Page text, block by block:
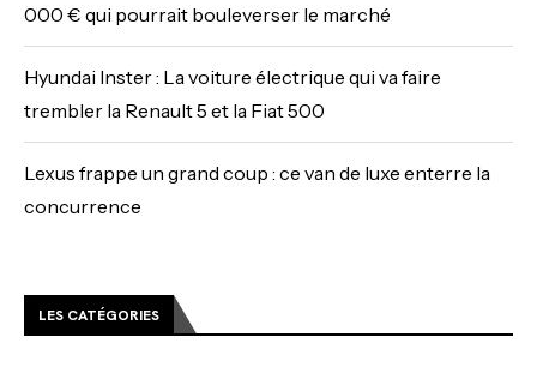
000 € qui pourrait bouleverser le marché
Hyundai Inster : La voiture électrique qui va faire
trembler la Renault 5 et la Fiat 500
Lexus frappe un grand coup : ce van de luxe enterre la
concurrence
LES CATÉGORIES